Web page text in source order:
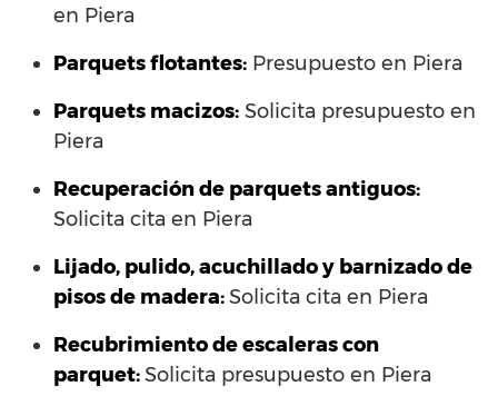
en Piera
Parquets flotantes: Presupuesto en Piera
Parquets macizos: Solicita presupuesto en
Piera
Recuperación de parquets antiguos:
Solicita cita en Piera
Lijado, pulido, acuchillado y barnizado de
pisos de madera:Solicita cita en Piera
Recubrimiento de escaleras con
parquet:Solicita presupuesto en Piera